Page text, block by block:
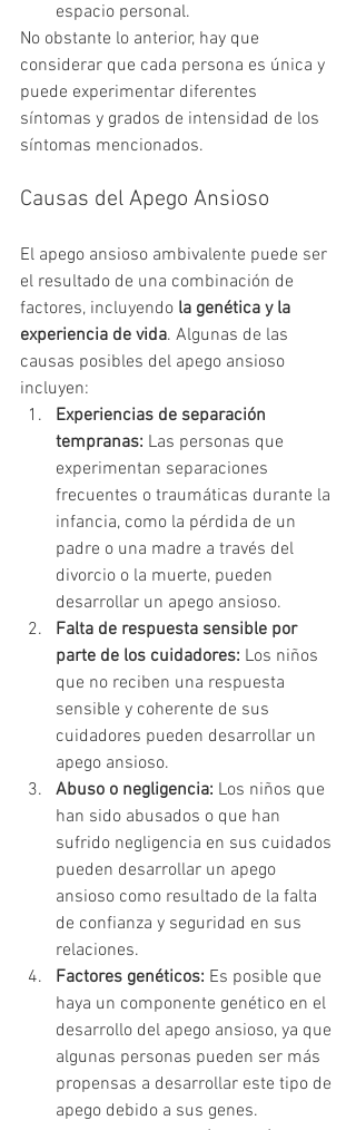
espacio personal.
No obstante lo anterior, hay que
considerar que cada persona es única y
puede experimentar diferentes
síntomas y grados de intensidad de los
síntomas mencionados.
Causas del Apego Ansioso
El apego ansioso ambivalente puede ser
el resultado de una combinación de
factores, incluyendo la genética y la
experiencia de vida. Algunas de las
causas posibles del apego ansioso
incluyen:
Experiencias de separación
tempranas: Las personas que
experimentan separaciones
frecuentes o traumáticas durante la
infancia, como la pérdida de un
padre o una madre a través del
divorcio o la muerte, pueden
desarrollar un apego ansioso.
Falta de respuesta sensible por
parte de los cuidadores: Los niños
que no reciben una respuesta
sensible y coherente de sus
cuidadores pueden desarrollar un
apego ansioso.
Abuso o negligencia: Los niños que
han sido abusados o que han
sufrido negligencia en sus cuidados
pueden desarrollar un apego
ansioso como resultado de la falta
de confianza y seguridad en sus
relaciones.
Factores genéticos: Es posible que
haya un componente genético en el
desarrollo del apego ansioso, ya que
algunas personas pueden ser más
propensas a desarrollar este tipo de
apego debido a sus genes.